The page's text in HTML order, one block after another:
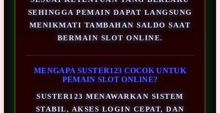
SEHINGGA PEMAIN DAPAT LANGSUNG
MENIKMATI TAMBAHAN SALDO SAAT
BERMAIN SLOT ONLINE.
MENGAPA SUSTER123 COCOK UNTUK
PEMAIN SLOT ONLINE?
SUSTER123 MENAWARKAN SISTEM
STABIL, AKSES LOGIN CEPAT, DAN